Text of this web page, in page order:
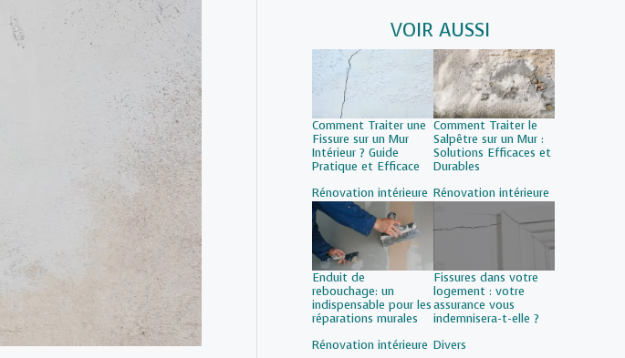
VOIR AUSSI
Comment Traiter une
Fissure sur un Mur
Intérieur ? Guide
Pratique et Efficace
Par rapport à
Rénovation intérieure
Comment Traiter le
Salpêtre sur un Mur :
Solutions Efficaces et
Durables
Par rapport à
Rénovation intérieure
Enduit de
rebouchage: un
indispensable pour les
réparations murales
Par rapport à
Rénovation intérieure
Fissures dans votre
logement : votre
assurance vous
indemnisera-t-elle ?
Par rapport à
Divers